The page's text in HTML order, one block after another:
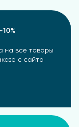
-10%
на все товары
с сайта